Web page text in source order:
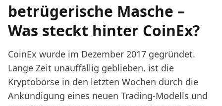
betrügerische Masche –
Was steckt hinter CoinEx?
CoinEx wurde im Dezember 2017 gegründet.
Lange Zeit unauffällig geblieben, ist die
Kryptobörse in den letzten Wochen durch die
Ankündigung eines neuen Trading-Modells und